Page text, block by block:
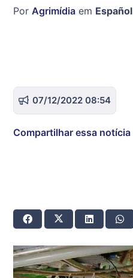
Por Agrimídia em Español
07/12/2022 08:54
Compartilhar essa notícia